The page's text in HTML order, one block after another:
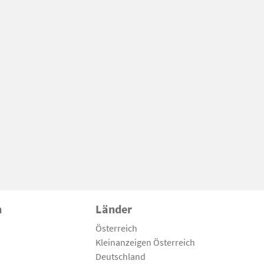
Länder
Österreich
Kleinanzeigen Österreich
Deutschland